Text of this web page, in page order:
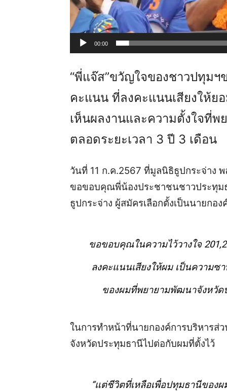
00:00
“พี่แจ๊ส”ขวัญใจของชาวปทุมฯ
คะแนน ที่ลงคะแนนเสียงให้ย
เห็นผลงานและความตั้งใจที่
ตลอดระยะเวลา 3 ปี 3 เดือน
วันที่ 11 ก.ค.2567 ที่มูลนิธิธูปกระจ่าง
ขอขอบคุณพี่น้องประชาชนชาวประทุม
ธูปกระจ่าง ผู้สมัครเลือกตั้งเป็นนายกอ
ขอขอบคุณในความไว้วางใจ
ลงคะแนนเสียงให้ผม เป็นความซ
ของผมที่พยายามพัฒนาจังหวัด
ในการทำหน้าที่นายกองค์การบริหารส่
จังหวัดประทุมธานีไปต่อกับผมที่ตั้งไว้
“แต่ชีวิตที่เหลือเพื่อปทุมธานีของ